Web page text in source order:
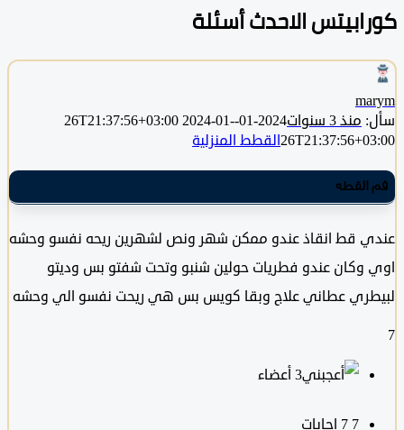
الاحدث أسئلة
منذ 3 سنوات 2024-01-26T21:37:56+03:00
2024-01-
القطط المنزلية
قط انقاذ عندو ممكن شهر ونص لشهرين ريحه نفسو وحشه
عندو فطريات حولين شنبو وتحت شفتو بس وديتو
عطاني علاج وبقا كويس بس هي ريحت نفسو الي وحشه
‫3 أعضاء